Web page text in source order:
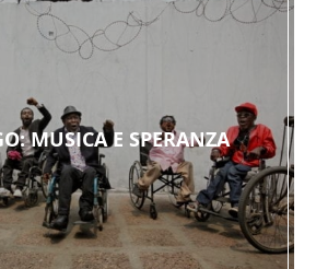
MUSICA E SPERANZA